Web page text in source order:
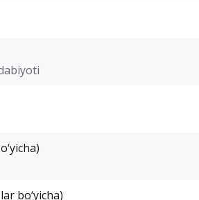
bo‘yicha)